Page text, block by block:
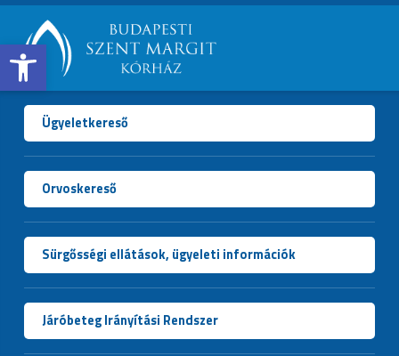
Open toolbar
BUDAPESTI
SZENT
MARGIT
KÓRHÁZ
Ügyeletkereső
Orvoskereső
Sürgősségi ellátások, ügyeleti információk
Járóbeteg Irányítási Rendszer